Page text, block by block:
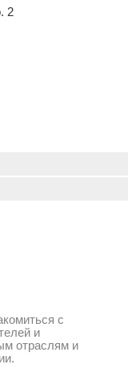
2
с
и
отраслям и